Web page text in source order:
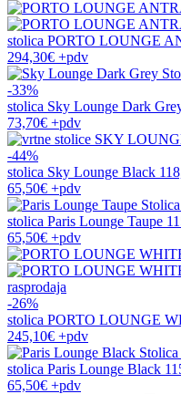
stolica PORTO LOUNGE
294,30€ +pdv
-33%
stolica Sky Lounge Dark
73,70€ +pdv
-44%
stolica Sky Lounge Black
65,50€ +pdv
stolica Paris Lounge Taupe
65,50€ +pdv
rasprodaja
-26%
stolica PORTO LOUNGE
245,10€ +pdv
stolica Paris Lounge Black
65,50€ +pdv